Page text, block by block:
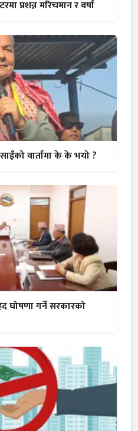
प्रशन्न मरिचमान र वर्षा
वार्तामा के के भयो ?
घोषणा गर्ने सरकारको